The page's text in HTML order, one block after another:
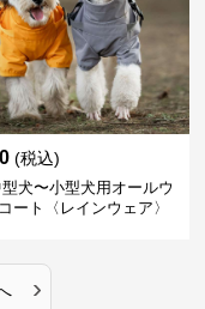
(税込)
犬〜小型犬用オールウ
ート〈レインウェア〉
›